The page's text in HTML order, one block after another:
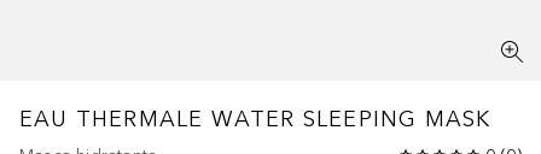
EAU THERMALE WATER SLEEPING MASK